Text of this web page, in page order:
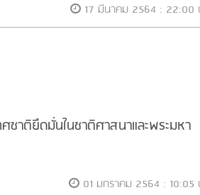
17 มีนาคม 2564 : 22:00
ชาติยึดมั่นในชาติศาสนาและพระมหา
01 มกราคม 2564 : 10:05